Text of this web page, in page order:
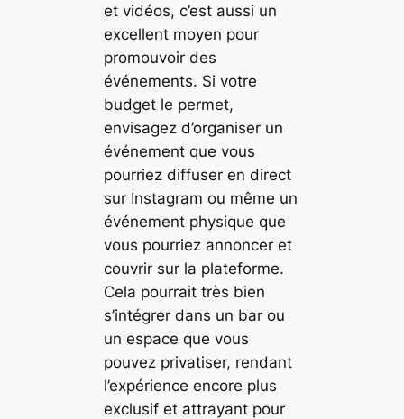
et vidéos, c’est aussi un
excellent moyen pour
promouvoir des
événements. Si votre
budget le permet,
envisagez d’organiser un
événement que vous
pourriez diffuser en direct
sur Instagram ou même un
événement physique que
vous pourriez annoncer et
couvrir sur la plateforme.
Cela pourrait très bien
s’intégrer dans un bar ou
un espace que vous
pouvez privatiser, rendant
l’expérience encore plus
exclusif et attrayant pour